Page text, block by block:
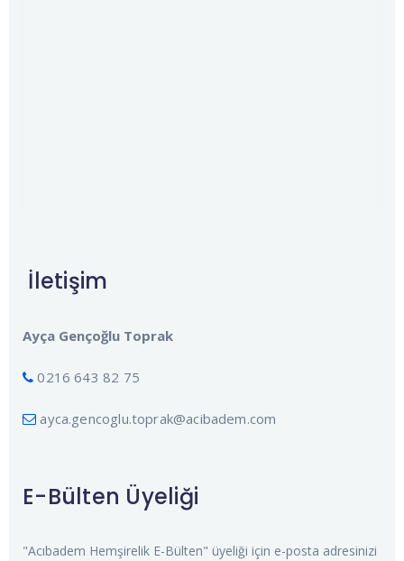
İletişim
Ayça Gençoğlu Toprak
0216 643 82 75
ayca.gencoglu.toprak@acibadem.com
E-Bülten Üyeliği
"Acıbadem Hemşirelik E-Bülten" üyeliği için e-posta adresinizi